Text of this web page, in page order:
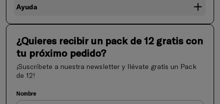
Ayuda
¿Quieres recibir un pack de 12 gratis con
tu próximo pedido?
¡Suscríbete a nuestra newsletter y llévate gratis un Pack
de 12!
Nombre